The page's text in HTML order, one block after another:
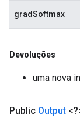
gradSoftmax
Devoluções
uma nova
Public Output